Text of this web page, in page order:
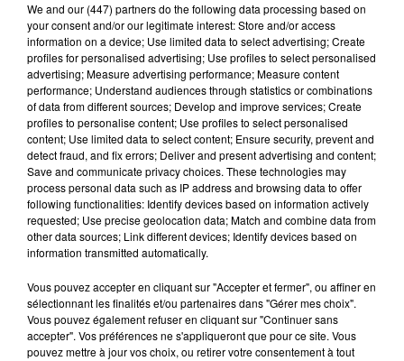
Lecture (4 min 11 sec)
100%
28 mars 2024 - 4 min 11 sec
LES INFOS DU TARN DU 28/03/2024 À 07H30
We and our (447) partnersdo the following data processing based on
your consent and/or our legitimate interest: Store and/or access
information on a device; Use limited data to select advertising; Create
profiles for personalised advertising; Use profiles to select personalised
advertising; Measure advertising performance; Measure content
performance; Understand audiences through statistics or combinations
of data from different sources; Develop and improve services; Create
profiles to personalise content; Use profiles to select personalised
content; Use limited data to select content; Ensure security, prevent and
detect fraud, and fix errors; Deliver and present advertising and content;
Save and communicate privacy choices. These technologies may
process personal data such as IP address and browsing data to offer
following functionalities: Identify devices based on information actively
requested; Use precise geolocation data; Match and combine data from
other data sources; Link different devices; Identify devices based on
information transmitted automatically.
Vous pouvez accepter en cliquant sur "Accepter et fermer", ou affiner en
sélectionnant les finalités et/ou partenaires dans "Gérer mes choix".
Vous pouvez également refuser en cliquant sur "Continuer sans
accepter". Vos préférences ne s'appliqueront que pour ce site. Vous
pouvez mettre à jour vos choix, ou retirer votre consentement à tout